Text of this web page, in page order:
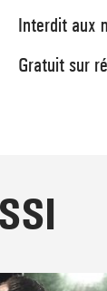
Interdit aux
Gratuit sur